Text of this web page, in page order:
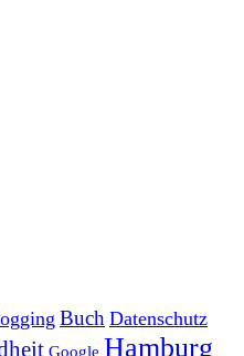
Buch Datenschutz
Google Hamburg